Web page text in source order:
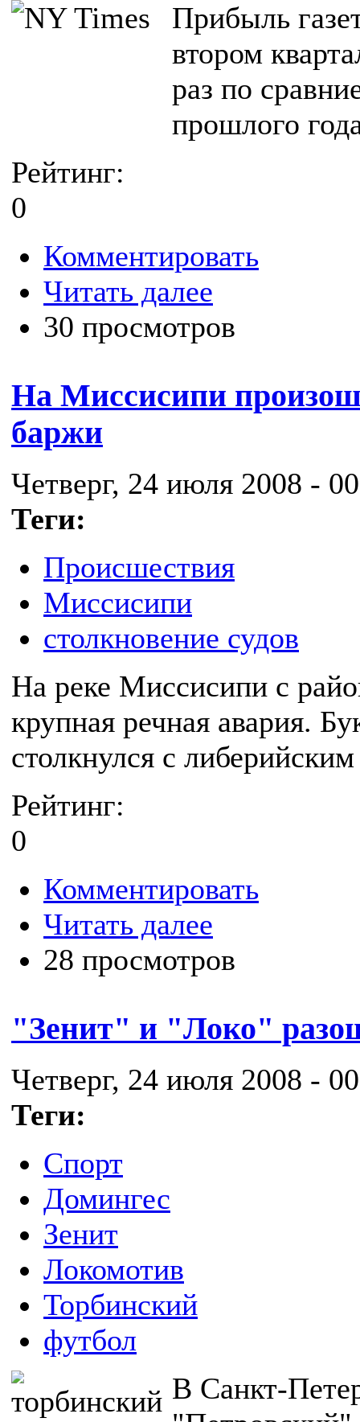
Прибыль
втором
раз по
прошлого
Рейтинг:
0
Комментировать
Читать далее
30 просмотров
На Миссисипи
баржи
Четверг, 24 июля 2008 -
Теги:
Происшествия
Миссисипи
столкновение судов
На реке Миссисипи с
крупная речная авария.
столкнулся с
Рейтинг:
0
Комментировать
Читать далее
28 просмотров
"Зенит" и "Локо"
Четверг, 24 июля 2008 -
Теги:
Спорт
Домингес
Зенит
Локомотив
Торбинский
футбол
В Санкт-